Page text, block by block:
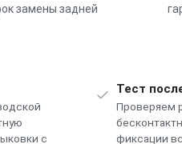
замены задней
с
Тест
Проверяем
фиксации